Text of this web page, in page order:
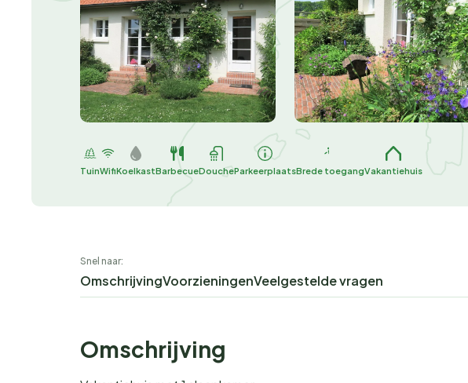
TuinWifiKoelkastBarbecueDoucheParkeerplaatsBrede toegangVakantiehuis
Snel naar:
OmschrijvingVoorzieningenVeelgestelde vragen
Omschrijving